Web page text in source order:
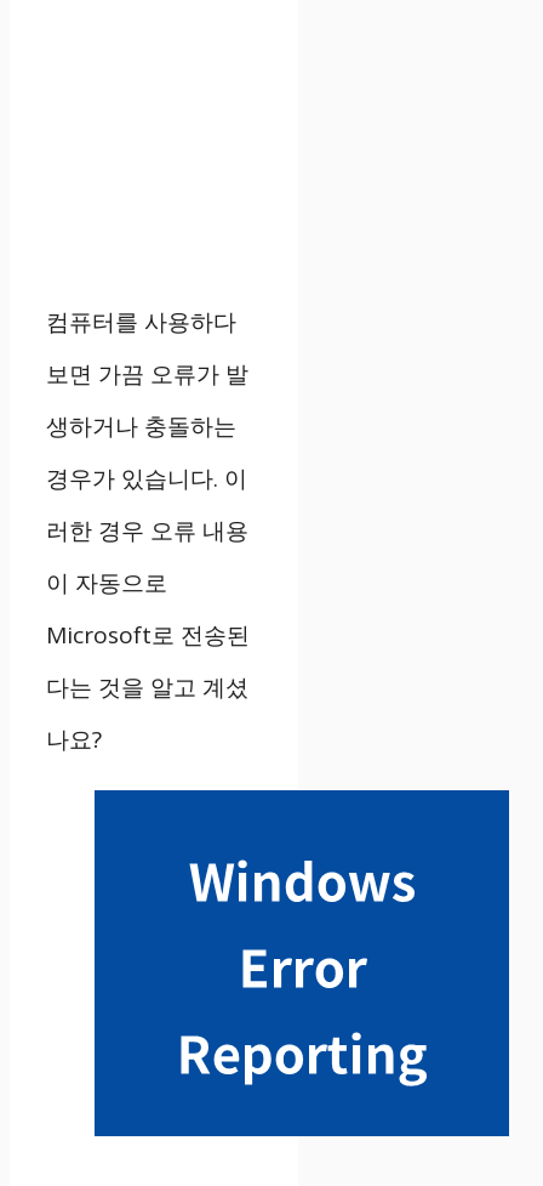
컴퓨터를 사용하다
보면 가끔 오류가 발
생하거나 충돌하는
경우가 있습니다. 이
러한 경우 오류 내용
이 자동으로
Microsoft로 전송된
다는 것을 알고 계셨
나요?